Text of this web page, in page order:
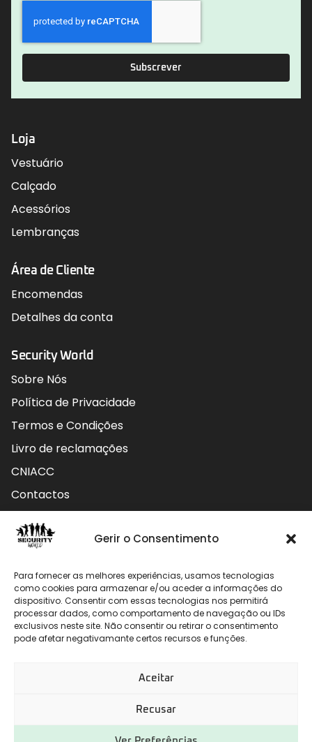
Gerir o Consentimento
Para fornecer as melhores experiências, usamos tecnologias
como cookies para armazenar e/ou aceder a informações do
dispositivo. Consentir com essas tecnologias nos permitirá
processar dados, como comportamento de navegação ou IDs
exclusivos neste site. Não consentir ou retirar o consentimento
pode afetar negativamante certos recursos e funções.
Aceitar
Recusar
Subscrever
Loja
Vestuário
Calçado
Acessórios
Lembranças
Área de Cliente
Encomendas
Detalhes da conta
Security World
Sobre Nós
Política de Privacidade
Termos e Condições
Livro de reclamações
CNIACC
Contactos
Contactos
912 009 740 (Chamada para rede móvel nacional)
geral@securityworld.pt